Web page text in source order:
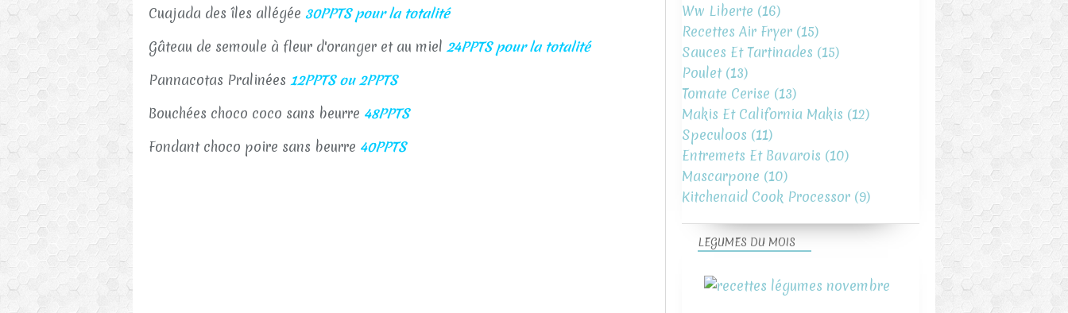
Cuajada des îles allégée 30PPTS pour la totalité
Gâteau de semoule à fleur d'oranger et au miel 24PPTS pour la totalité
Pannacotas Pralinées 12PPTS ou 2PPTS
Bouchées choco coco sans beurre 48PPTS
Fondant choco poire sans beurre 40PPTS
Ww Liberte (16)
Recettes Air Fryer (15)
Sauces Et Tartinades (15)
Poulet(13)
Tomate Cerise (13)
Makis Et California Makis (12)
Speculoos (11)
Entremets Et Bavarois (10)
Mascarpone (10)
Kitchenaid Cook Processor (9)
LEGUMES DU MOIS